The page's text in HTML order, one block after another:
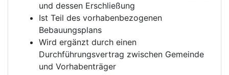
und dessen Erschließung
Ist Teil des vorhabenbezogenen
Bebauungsplans
Wird ergänzt durch einen
Durchführungsvertrag zwischen Gemeinde
und Vorhabenträger